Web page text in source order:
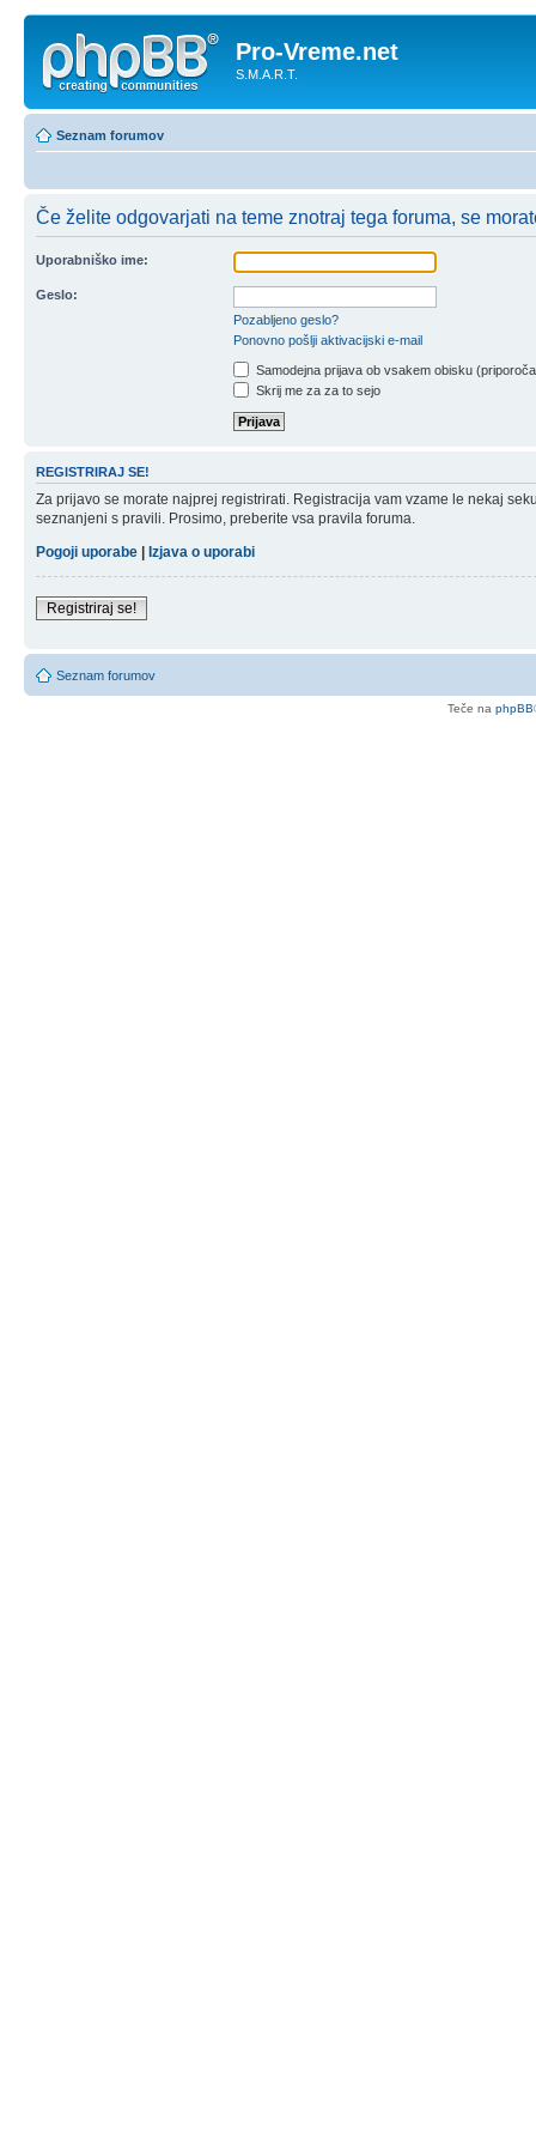
Pro-Vreme.net
S.M.A.R.T.
Seznam forumov
Če želite odgovarjati na teme znotraj tega foruma, se
Uporabniško ime:
Geslo:
Pozabljeno geslo?
Ponovno pošlji aktivacijski e-mail
Samodejna prijava ob vsakem obisku
Skrij me za za to sejo
REGISTRIRAJ SE!
Za prijavo se morate najprej registrirati. Registracija vam vzame le nekaj
seznanjeni s pravili. Prosimo, preberite vsa pravila foruma.
Pogoji uporabe
Izjava o uporabi
Registriraj se!
Seznam forumov
Teče na phpBB